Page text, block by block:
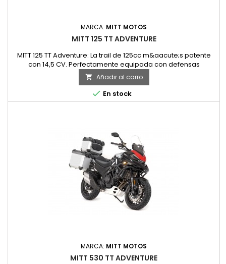
MARCA: MITT MOTOS
MITT 125 TT ADVENTURE
MITT 125 TT Adventure: La trail de 125cc m&aacute;s potente
con 14,5 CV. Perfectamente equipada con defensas
delanteras laterales. Con maletas laterales y ba&uacute;l
porta-cascos de regalo. Dise&ntilde;o pr&aacute;ctico
gracias a su altura accesible y su gran pantalla TFT. Para
usuarios con carnet A1 o B de coche.Motos Luis,
 Añadir al carro
 En stock
MARCA: MITT MOTOS
MITT 530 TT ADVENTURE